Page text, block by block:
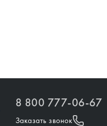
8 800 777-06-67
Заказать звонок